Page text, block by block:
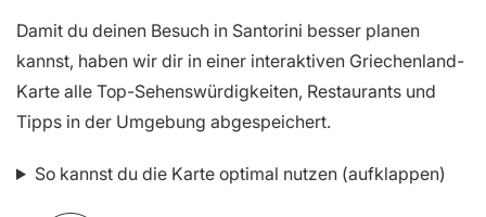
Damit du deinen Besuch in Santorini besser planen
kannst, haben wir dir in einer interaktiven Griechenland-
Karte alle Top-Sehenswürdigkeiten, Restaurants und
Tipps in der Umgebung abgespeichert.
So kannst du die Karte optimal nutzen (aufklappen)